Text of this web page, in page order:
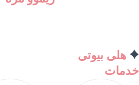
هلی بیوتی
خدمات